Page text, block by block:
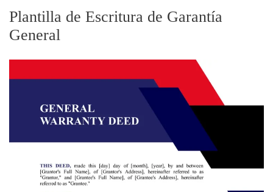
Plantilla de Escritura de Garantía
General